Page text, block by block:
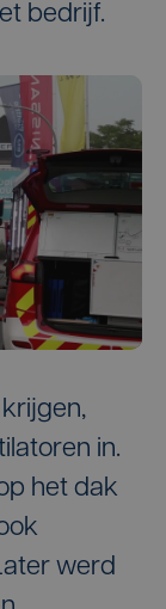
bedrijf.
in.
het dak
werd